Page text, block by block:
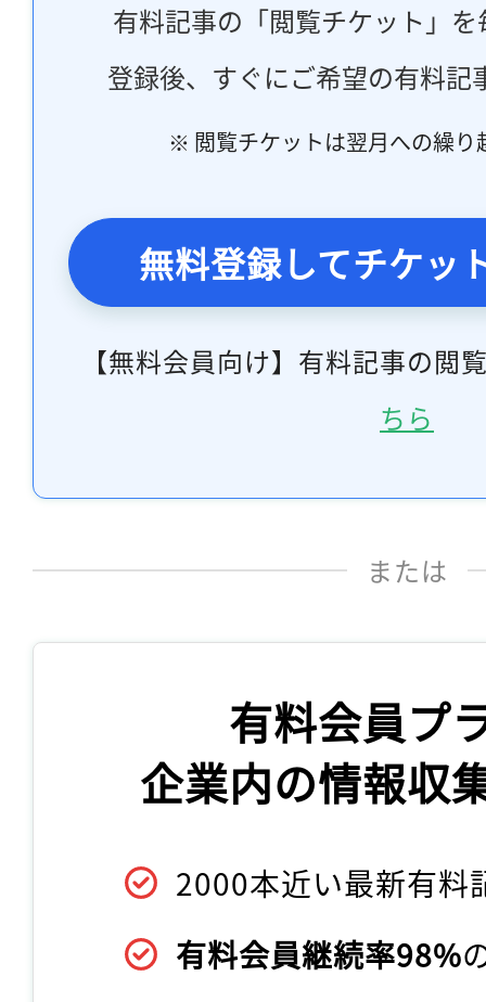
有料記事の「閲覧チケット」
登録後、すぐにご希望の有料記
※ 閲覧チケットは翌月への繰り
無料登録してチケッ
【無料会員向け】有料記事の閲
ちら
または
有料会員プ
企業内の情報収
2000本近い最新有料
有料会員継続率98%